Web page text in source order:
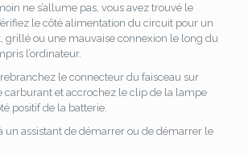
ne s’allume pas, vous avez trouvé le
le côté alimentation du circuit pour un
grillé ou une mauvaise connexion le long du
l’ordinateur.
le connecteur du faisceau sur
carburant et accrochez le clip de la lampe
positif de la batterie.
un assistant de démarrer ou de démarrer le